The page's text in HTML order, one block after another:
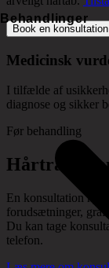
Behandlinger
Book en konsultation
Medicinsk
I tilfælde af
diagnose og sikker
Før behandling
En konsultation
forudsætninger,
Du kan tage
telefon.